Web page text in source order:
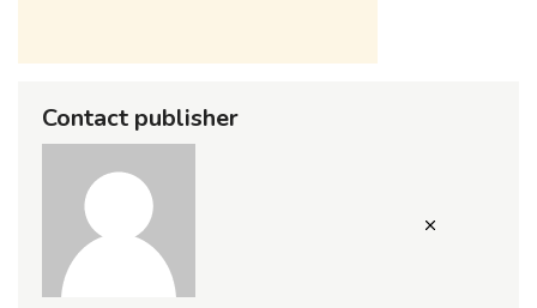
Contact publisher